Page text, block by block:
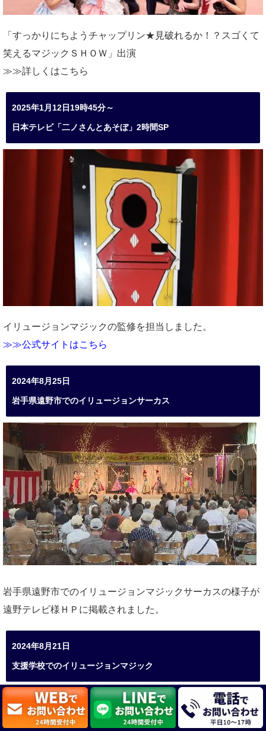
「すっかりにちようチャップリン★見破れるか！？スゴくて
笑えるマジックＳＨＯＷ」出演
≫≫詳しくはこちら
2025年1月12日19時45分～
日本テレビ「二ノさんとあそぼ」2時間SP
イリュージョンマジックの監修を担当しました。
≫≫公式サイトはこちら
2024年8月25日
岩手県遠野市でのイリュージョンサーカス
岩手県遠野市でのイリュージョンマジックサーカスの様子が
遠野テレビ様ＨＰに掲載されました。
2024年8月21日
支援学校でのイリュージョンマジック